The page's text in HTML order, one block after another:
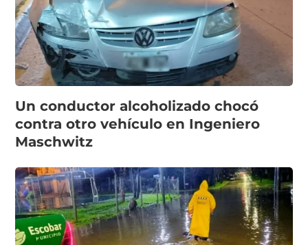
Un conductor alcoholizado chocó
contra otro vehículo en Ingeniero
Maschwitz